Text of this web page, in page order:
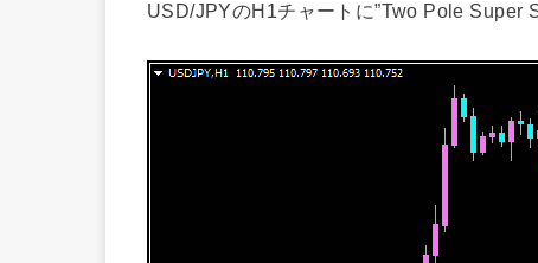
USD/JPYのH1チャートに”Two Pole Super